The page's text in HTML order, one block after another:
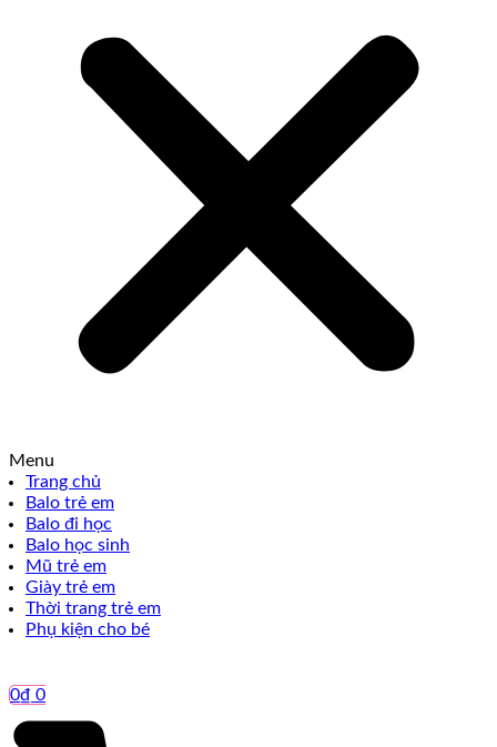
Menu
Trang chủ
Balo trẻ em
Balo đi học
Balo học sinh
Mũ trẻ em
Giày trẻ em
Thời trang trẻ em
Phụ kiện cho bé
0₫ 0